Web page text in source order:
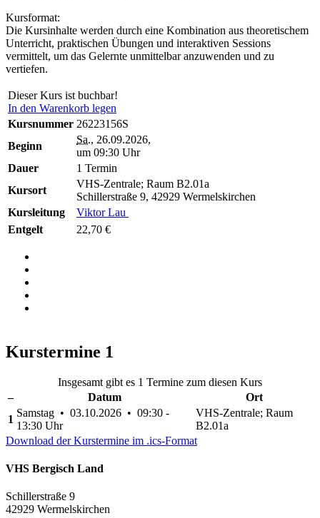
Kursformat:
Die Kursinhalte werden durch eine Kombination aus theoretischem
Unterricht, praktischen Übungen und interaktiven Sessions
vermittelt, um das Gelernte unmittelbar anzuwenden und zu
vertiefen.
Dieser Kurs ist buchbar!
In den Warenkorb legen
Kursnummer 26223156S
Beginn
Sa., 26.09.2026,
um 09:30 Uhr
Dauer
1 Termin
Kursort
VHS-Zentrale; Raum B2.01a
Schillerstraße 9, 42929 Wermelskirchen
Kursleitung
Viktor Lau
Entgelt
22,70 €
Kurstermine 1
Insgesamt gibt es 1 Termine zum diesen Kurs
–
Datum
Ort
1
Samstag • 03.10.2026 • 09:30 -
13:30 Uhr
VHS-Zentrale; Raum
B2.01a
Download der Kurstermine im .ics-Format
VHS Bergisch Land
Schillerstraße 9
42929 Wermelskirchen